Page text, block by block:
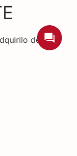
de